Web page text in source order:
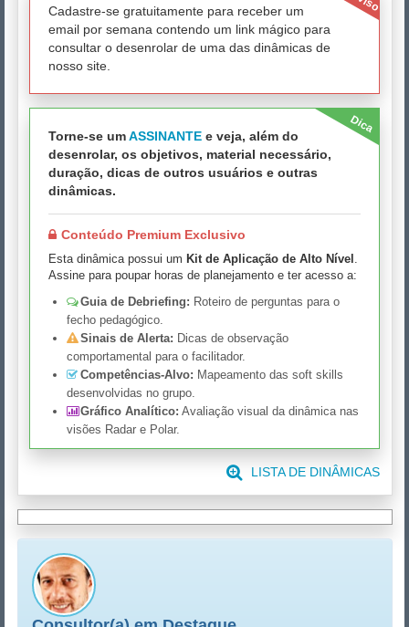
Cadastre-se gratuitamente para receber um
email por semana contendo um link mágico para
consultar o desenrolar de uma das dinâmicas de
nosso site.
Dica
Torne-se umASSINANTE e veja, além do
desenrolar, os objetivos, material necessário,
duração, dicas de outros usuários e outras
dinâmicas.
Conteúdo Premium Exclusivo
Esta dinâmica possui um Kit de Aplicação de Alto Nível .
Assine para poupar horas de planejamento e ter acesso a:
Guia de Debriefing: Roteiro de perguntas para o
fecho pedagógico.
Sinais de Alerta: Dicas de observação
comportamental para o facilitador.
Competências-Alvo: Mapeamento das soft skills
desenvolvidas no grupo.
Gráfico Analítico: Avaliação visual da dinâmica nas
visões Radar e Polar.
LISTA DE DINÂMICAS